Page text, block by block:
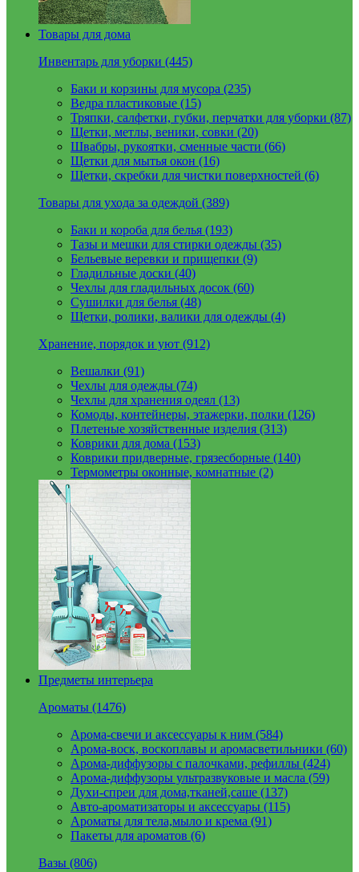
Товары для дома
Инвентарь для уборки (445)
Баки и корзины для мусора (235)
Ведра пластиковые (15)
Тряпки, салфетки, губки, перчатки для уборки (87)
Щетки, метлы, веники, совки (20)
Швабры, рукоятки, сменные части (66)
Щетки для мытья окон (16)
Щетки, скребки для чистки поверхностей (6)
Товары для ухода за одеждой (389)
Баки и короба для белья (193)
Тазы и мешки для стирки одежды (35)
Бельевые веревки и прищепки (9)
Гладильные доски (40)
Чехлы для гладильных досок (60)
Сушилки для белья (48)
Щетки, ролики, валики для одежды (4)
Хранение, порядок и уют (912)
Вешалки (91)
Чехлы для одежды (74)
Чехлы для хранения одеял (13)
Комоды, контейнеры, этажерки, полки (126)
Плетеные хозяйственные изделия (313)
Коврики для дома (153)
Коврики придверные, грязесборные (140)
Термометры оконные, комнатные (2)
Предметы интерьера
Ароматы (1476)
Арома-свечи и аксессуары к ним (584)
Арома-воск, воскоплавы и аромасветильники (60)
Арома-диффузоры с палочками, рефиллы (424)
Арома-диффузоры ультразвуковые и масла (59)
Духи-спреи для дома,тканей,саше (137)
Авто-ароматизаторы и аксессуары (115)
Ароматы для тела,мыло и крема (91)
Пакеты для ароматов (6)
Вазы (806)